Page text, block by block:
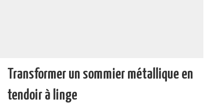
Transformer un sommier métallique en
tendoir à linge